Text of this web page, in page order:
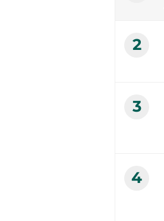
2
3
4